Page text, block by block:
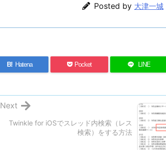
Posted by 大津一城
B! Hatena Pocket LINE
Twinkle for iOSでスレッド内検索（レス
検索）をする方法
Next